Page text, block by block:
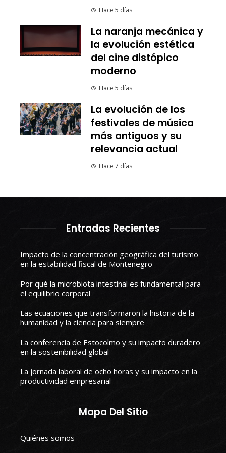
Hace 5 días
La naranja mecánica y
la evolución estética
del cine distópico
moderno
Hace 5 días
La evolución de los
festivales de música
más antiguos y su
relevancia actual
Hace 7 días
Entradas Recientes
Impacto de la concentración geográfica del turismo
en la estabilidad fiscal de Montenegro
Por qué la microbiota intestinal es fundamental para
el equilibrio corporal
Las ecuaciones que transformaron la historia de la
humanidad y la ciencia para siempre
La conferencia de Estocolmo y su impacto duradero
en la sostenibilidad global
La jornada laboral de ocho horas y su impacto en la
productividad empresarial
Mapa Del Sitio
Quiénes somos